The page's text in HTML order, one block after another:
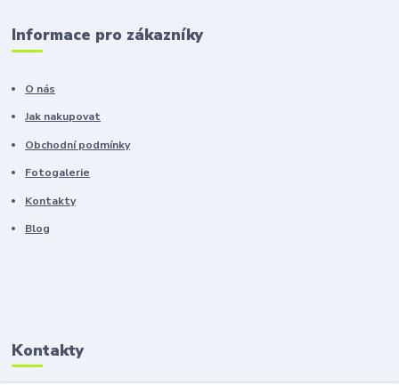
Informace pro zákazníky
O nás
Jak nakupovat
Obchodní podmínky
Fotogalerie
Kontakty
Blog
Kontakty